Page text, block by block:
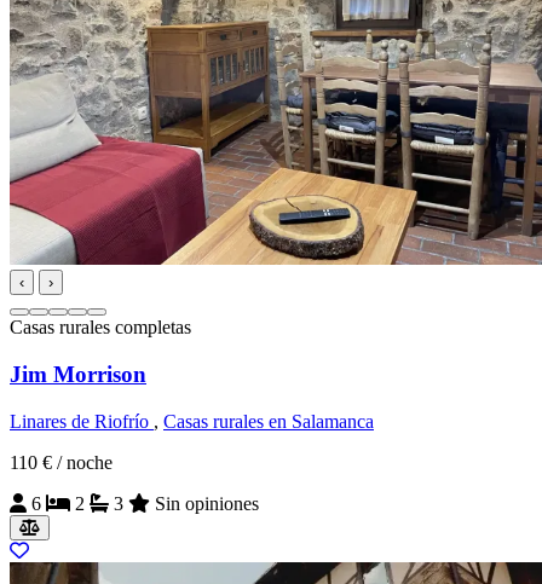
‹ ›
Casas rurales completas
Jim Morrison
Linares de Riofrío , Casas rurales en Salamanca
110 € / noche
6
2 3 Sin opiniones